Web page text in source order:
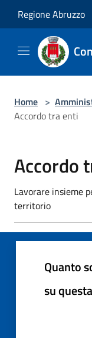
Regione Abruzzo
Home >
Accordo tra enti
Accordo
Lavorare insieme
territorio
Quanto
su